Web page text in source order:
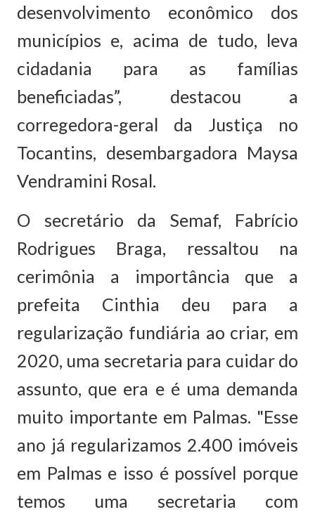
desenvolvimento econômico dos
municípios e, acima de tudo, leva
cidadania para as famílias
beneficiadas”, destacou a
corregedora-geral da Justiça no
Tocantins, desembargadora Maysa
Vendramini Rosal.
O secretário da Semaf, Fabrício
Rodrigues Braga, ressaltou na
cerimônia a importância que a
prefeita Cinthia deu para a
regularização fundiária ao criar, em
2020, uma secretaria para cuidar do
assunto, que era e é uma demanda
muito importante em Palmas. "Esse
ano já regularizamos 2.400 imóveis
em Palmas e isso é possível porque
temos uma secretaria com